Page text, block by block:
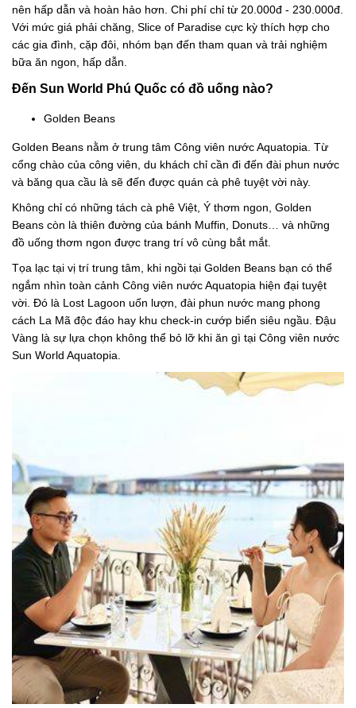
nên hấp dẫn và hoàn hảo hơn. Chi phí chỉ từ 20.000đ - 230.000đ.
Với mức giá phải chăng, Slice of Paradise cực kỳ thích hợp cho
các gia đình, cặp đôi, nhóm bạn đến tham quan và trải nghiệm
bữa ăn ngon, hấp dẫn.
Đến Sun World Phú Quốc có đồ uống nào?
Golden Beans
Golden Beans nằm ở trung tâm Công viên nước Aquatopia. Từ
cổng chào của công viên, du khách chỉ cần đi đến đài phun nước
và băng qua cầu là sẽ đến được quán cà phê tuyệt vời này.
Không chỉ có những tách cà phê Việt, Ý thơm ngon, Golden
Beans còn là thiên đường của bánh Muffin, Donuts… và những
đồ uống thơm ngon được trang trí vô cùng bắt mắt.
Tọa lạc tại vị trí trung tâm, khi ngồi tại Golden Beans bạn có thể
ngắm nhìn toàn cảnh Công viên nước Aquatopia hiện đại tuyệt
vời. Đó là Lost Lagoon uốn lượn, đài phun nước mang phong
cách La Mã độc đáo hay khu check-in cướp biển siêu ngầu. Đậu
Vàng là sự lựa chọn không thể bỏ lỡ khi ăn gì tại Công viên nước
Sun World Aquatopia.